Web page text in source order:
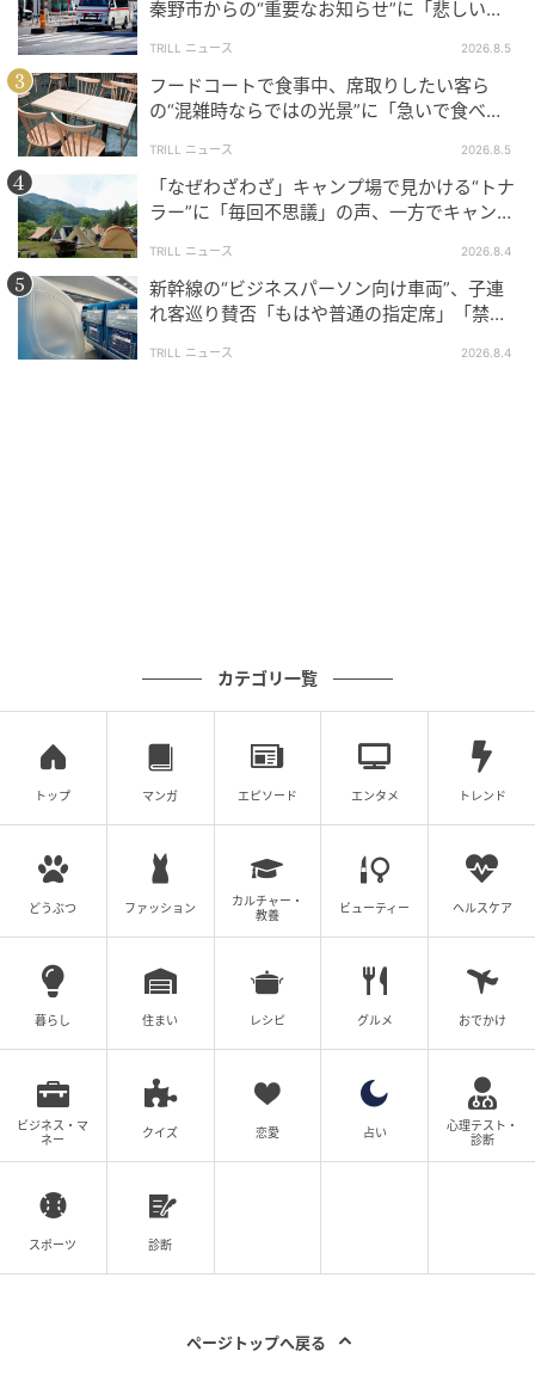
がけたいですね。
参考：
埼玉県立さきたま史跡の博物館
（@sakitama_museum）公式Xアカウント 2026年7
月2日投稿
毒キノコによる食中毒に注意しましょう
（厚生労働
省）
キノコ狩りや山菜採りなどで毒のあるキノコや山菜な
どにご注意を！ うっかり食べると食中毒に
（政府広
秦野市からの“重要なお知らせ”に「悲しい世
TRILL ニュース 2026.8.5
フードコートで食事中、席取りしたい客ら
の“混雑時ならではの光景”に「急いで食べな
TRILL ニュース 2026.8.5
「なぜわざわざ」キャンプ場で見かける“トナ
ラー”に「毎回不思議」の声、一方でキャンプ
TRILL ニュース 2026.8.4
新幹線の“ビジネスパーソン向け車両”、子連
れ客巡り賛否「もはや普通の指定席」「禁止
TRILL ニュース 2026.8.4
カテゴリ一覧
トップ マンガ エピソード エンタメ トレンド
どうぶつ ファッション
カルチャー・
教養
ビューティー ヘルスケア
暮らし 住まい レシピ グルメ おでかけ
ビジネス・マ
ネー
クイズ 恋愛 占い
心理テスト・
診断
スポーツ 診断
ページトップへ戻る